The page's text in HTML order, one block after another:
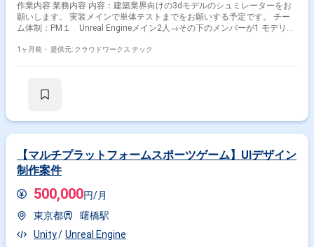
作業内容 業務内容 内容：建築業界向けの3dモデルのシュミレーターをお
願いします。 実装メインで単体テストまでをお願いする予定です。 チー
ム体制：PM１ Unreal Engineメイン2人→その下のメンバーが1 モデリン
PC/iPhone/iPad/Android/マルチプラットフォームでのアプリケーション
1ヶ月前・ 提供元: クラウドワークス テック
【マルチプラットフォームスポーツゲーム】UIデザイン
制作案件
500,000円/月
東京都
曙橋駅
Unity
Unreal Engine